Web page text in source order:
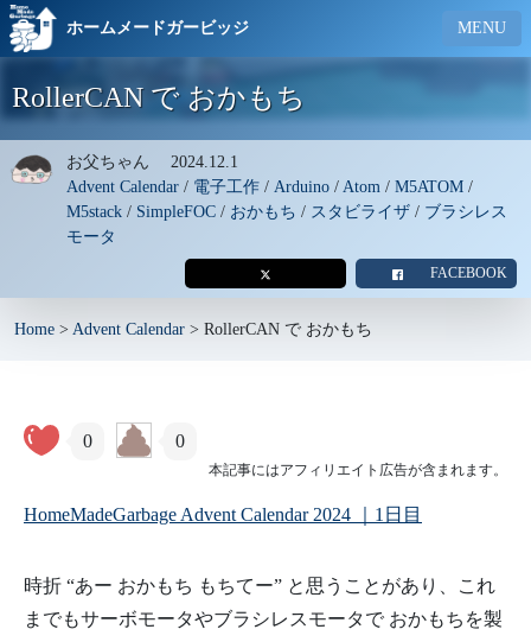
ホームメードガービッジ MENU
RollerCAN で おかもち
お父ちゃん 2024.12.1
Advent Calendar / 電子工作 / Arduino / Atom / M5ATOM /
M5stack / SimpleFOC / おかもち / スタビライザ / ブラシレス
モータ
FACEBOOK
Home > Advent Calendar > RollerCAN で おかもち
本記事にはアフィリエイト広告が含まれます。
0 0
HomeMadeGarbage Advent Calendar 2024 ｜1日目
時折 “あー おかもち もちてー” と思うことがあり、これ
までもサーボモータやブラシレスモータで おかもちを製